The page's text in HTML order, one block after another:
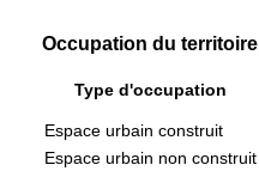
Occupation du territoire
Type d'occupation
Espace urbain construit
Espace urbain non construit